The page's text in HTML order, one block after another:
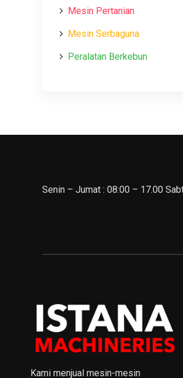
Mesin Pertanian
Mesin Serbaguna
Peralatan Berkebun
Senin – Jumat : 08:00 – 17.00
Kami menjual mesin-mesin